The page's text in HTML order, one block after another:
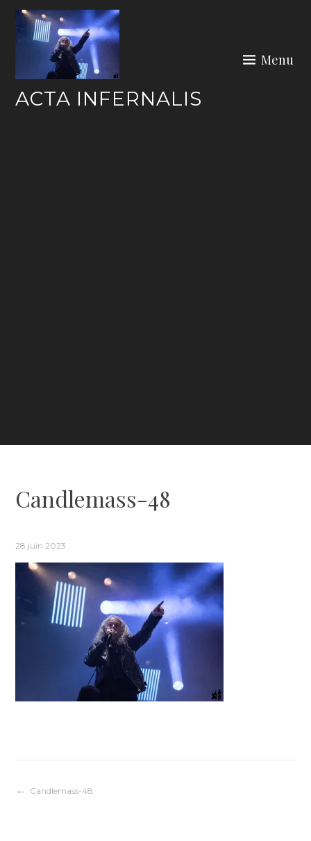
Skip
content
ACTA INFERNALIS
Menu
Candlemass-48
28 juin 2023
Navigation
Candlemass-48